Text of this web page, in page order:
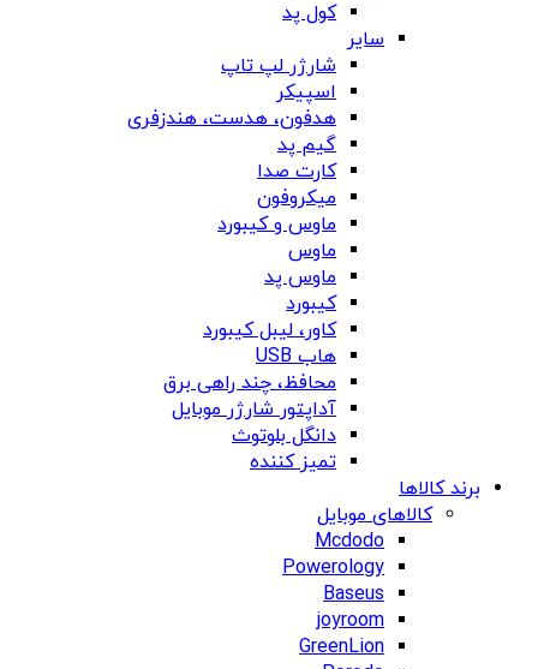
کول پد
سایر
شارژر لپ تاپ
اسپیکر
هدفون، هدست، هندزفری
گیم پد
کارت صدا
میکروفون
ماوس و کیبورد
ماوس
ماوس پد
کیبورد
کاور، لیبل کیبورد
هاب USB
محافظ، چند راهی برق
آداپتور شارژر موبایل
دانگل بلوتوث
تمیز کننده
برند کالاها
کالاهای موبایل
Mcdodo
Powerology
Baseus
joyroom
GreenLion